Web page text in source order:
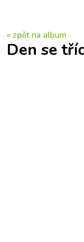
« zpět na album
Den se